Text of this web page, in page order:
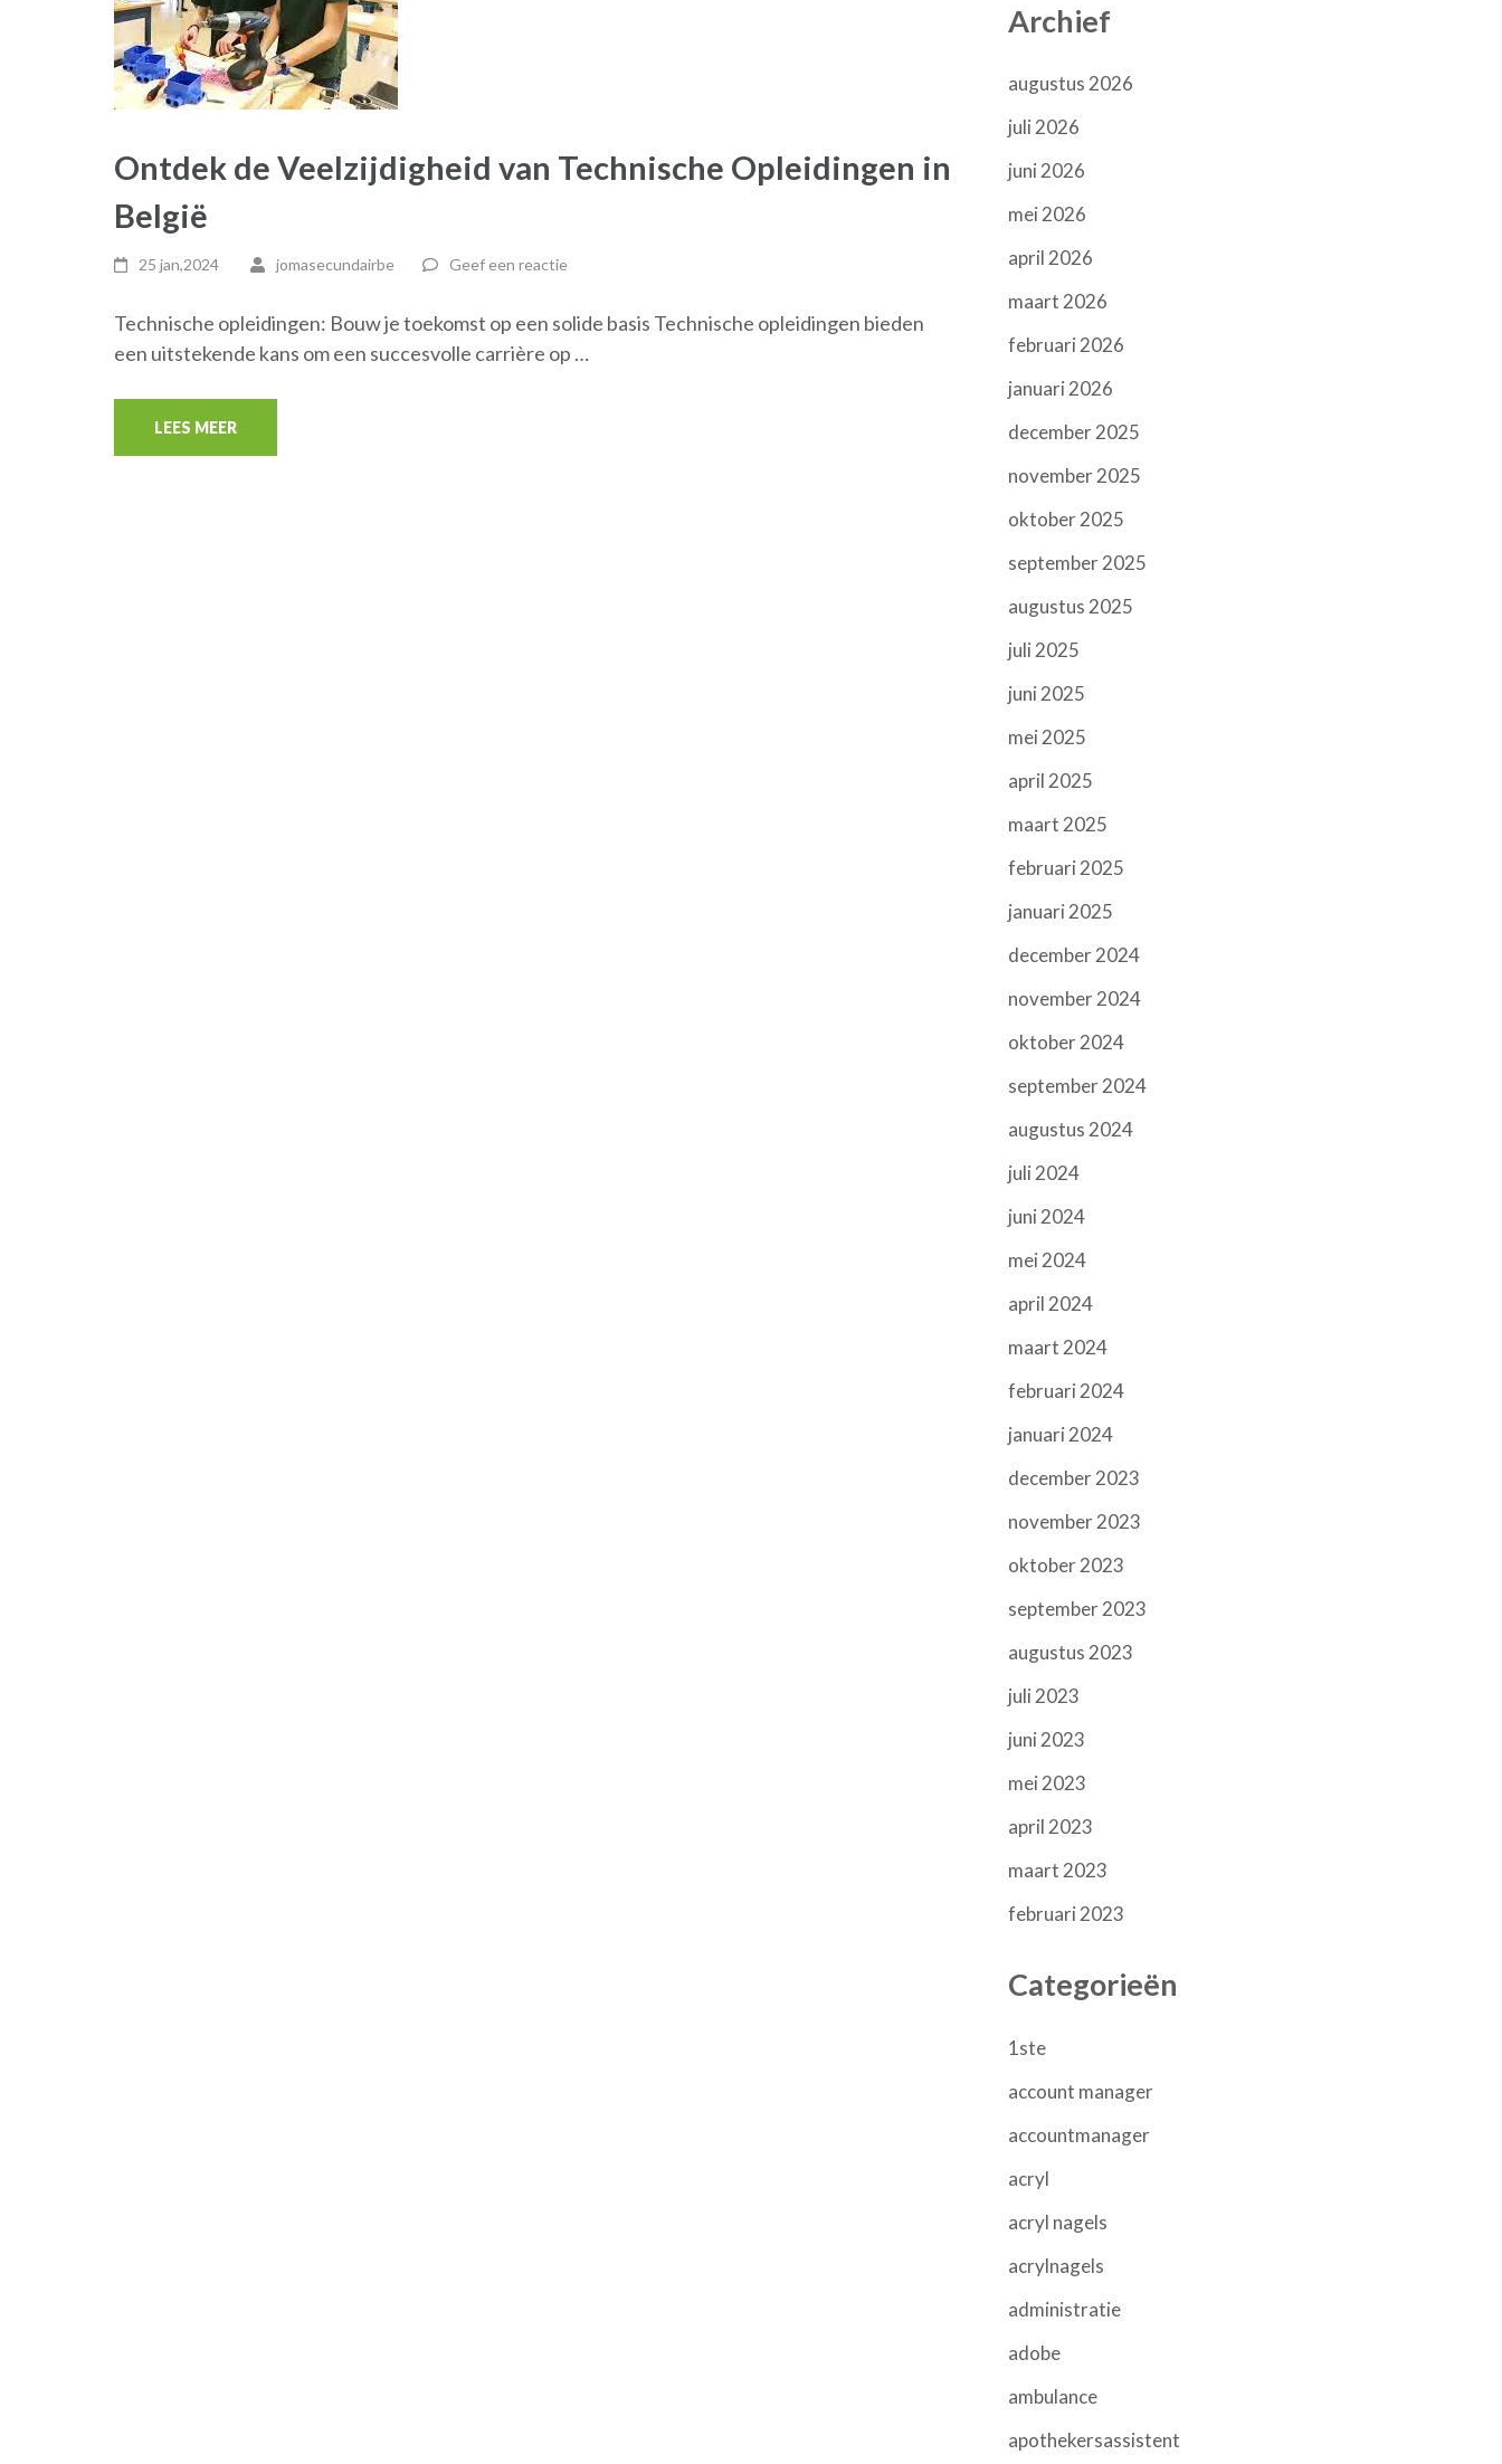
Ontdek de Veelzijdigheid van Technische Opleidingen in
België
25 jan,2024 jomasecundairbe Geef een reactie
Technische opleidingen: Bouw je toekomst op een solide basis Technische opleidingen bieden
een uitstekende kans om een succesvolle carrière op …
LEES MEER
Archief
augustus 2026
juli 2026
juni 2026
mei 2026
april 2026
maart 2026
februari 2026
januari 2026
december 2025
november 2025
oktober 2025
september 2025
augustus 2025
juli 2025
juni 2025
mei 2025
april 2025
maart 2025
februari 2025
januari 2025
december 2024
november 2024
oktober 2024
september 2024
augustus 2024
juli 2024
juni 2024
mei 2024
april 2024
maart 2024
februari 2024
januari 2024
december 2023
november 2023
oktober 2023
september 2023
augustus 2023
juli 2023
juni 2023
mei 2023
april 2023
maart 2023
februari 2023
Categorieën
1ste
account manager
accountmanager
acryl
acryl nagels
acrylnagels
administratie
adobe
ambulance
apothekersassistent